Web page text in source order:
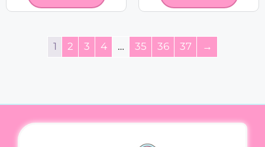
1 2 3 4 … 35 36 37 →